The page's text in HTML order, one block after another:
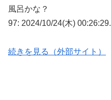
風呂かな？
97: 2024/10/24(木) 00:26:29.
続きを見る（外部サイト）